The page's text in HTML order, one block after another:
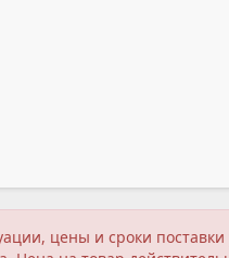
цены и сроки